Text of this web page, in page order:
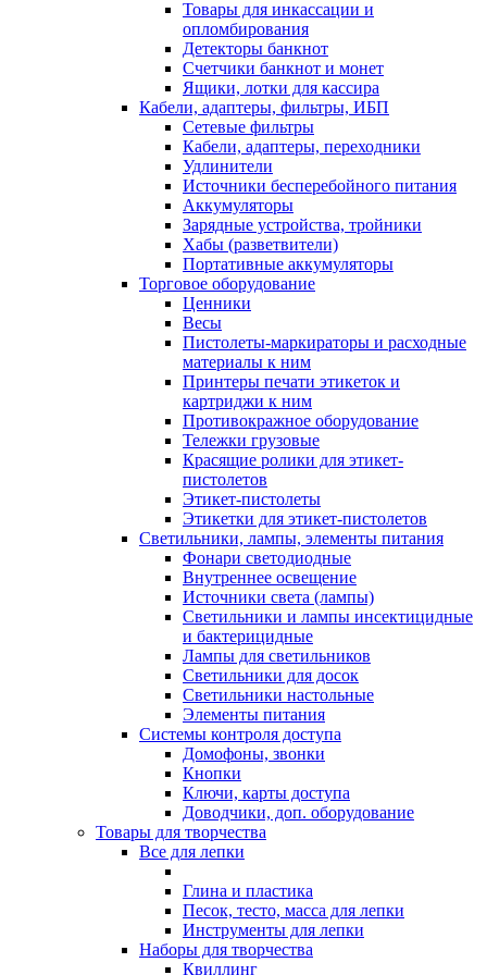
Товары для инкассации и
опломбирования
Детекторы банкнот
Счетчики банкнот и монет
Ящики, лотки для кассира
Кабели, адаптеры, фильтры, ИБП
Сетевые фильтры
Кабели, адаптеры, переходники
Удлинители
Источники бесперебойного питания
Аккумуляторы
Зарядные устройства, тройники
Хабы (разветвители)
Портативные аккумуляторы
Торговое оборудование
Ценники
Весы
Пистолеты-маркираторы и расходные
материалы к ним
Принтеры печати этикеток и
картриджи к ним
Противокражное оборудование
Тележки грузовые
Красящие ролики для этикет-
пистолетов
Этикет-пистолеты
Этикетки для этикет-пистолетов
Светильники, лампы, элементы питания
Фонари светодиодные
Внутреннее освещение
Источники света (лампы)
Светильники и лампы инсектицидные
и бактерицидные
Лампы для светильников
Светильники для досок
Светильники настольные
Элементы питания
Системы контроля доступа
Домофоны, звонки
Кнопки
Ключи, карты доступа
Доводчики, доп. оборудование
Товары для творчества
Все для лепки
Глина и пластика
Песок, тесто, масса для лепки
Инструменты для лепки
Наборы для творчества
Квиллинг